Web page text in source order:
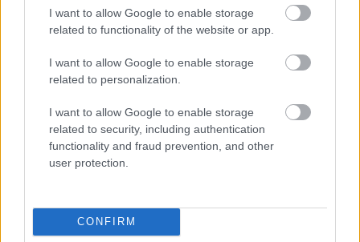
I want to allow Google to enable storage
related to functionality of the website or app.
I want to allow Google to enable storage
related to personalization.
I want to allow Google to enable storage
related to security, including authentication
functionality and fraud prevention, and other
user protection.
CONFIRM
Môže aspirín zachrániť
ochabnuté izbové
možno prekvapí
Júlový reštart uhoriek
kvitnutia?